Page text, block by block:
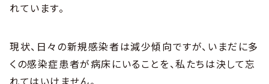
れています。
現状、日々の新規感染者は減少傾向ですが、いまだに多
くの感染症患者が病床にいることを、私たちは決して忘
れてはいけません。